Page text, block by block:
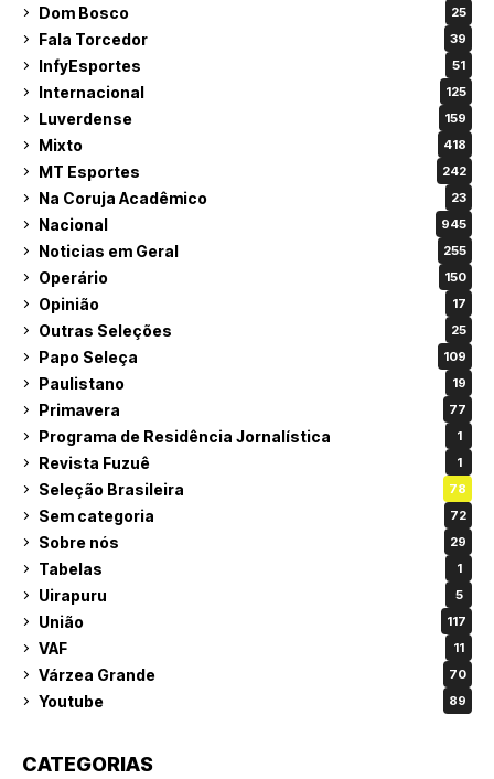
Dom Bosco 25
Fala Torcedor 39
InfyEsportes 51
Internacional 125
Luverdense 159
Mixto 418
MT Esportes 242
Na Coruja Acadêmico 23
Nacional 945
Noticias em Geral 255
Operário 150
Opinião 17
Outras Seleções 25
Papo Seleça 109
Paulistano 19
Primavera 77
Programa de Residência Jornalística 1
Revista Fuzuê 1
Seleção Brasileira 78
Sem categoria 72
Sobre nós 29
Tabelas 1
Uirapuru 5
União 117
VAF 11
Várzea Grande 70
Youtube 89
CATEGORIAS